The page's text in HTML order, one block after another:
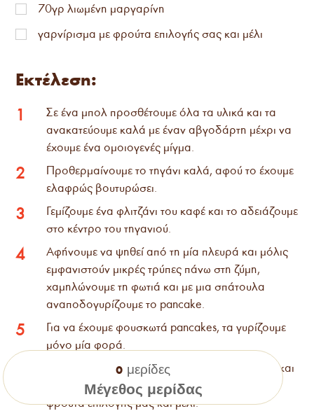
70γρ λιωμένη μαργαρίνη
γαρνίρισμα με φρούτα επιλογής σας και μέλι
Εκτέλεση:
1
Σε ένα μπολ προσθέτουμε όλα τα υλικά και τα
ανακατεύουμε καλά με έναν αβγοδάρτη μέχρι να
έχουμε ένα ομοιογενές μίγμα.
2
Προθερμαίνουμε το τηγάνι καλά, αφού το έχουμε
ελαφρώς βουτυρώσει.
3
Γεμίζουμε ένα φλιτζάνι του καφέ και το αδειάζουμε
στο κέντρο του τηγανιού.
4
Αφήνουμε να ψηθεί από τη μία πλευρά και μόλις
εμφανιστούν μικρές τρύπες πάνω στη ζύμη,
χαμηλώνουμε τη φωτιά και με μια σπάτουλα
αναποδογυρίζουμε το pancake.
5
Για να έχουμε φουσκωτά pancakes, τα γυρίζουμε
μόνο μία φορά.
Επαναλαμβάνουμε την παραπάνω διαδικασία και
για τα υπόλοιπα pancakes και σερβίρουμε με
φρούτα επιλογής μας και μέλι.
0 μερίδες
Μέγεθος μερίδας